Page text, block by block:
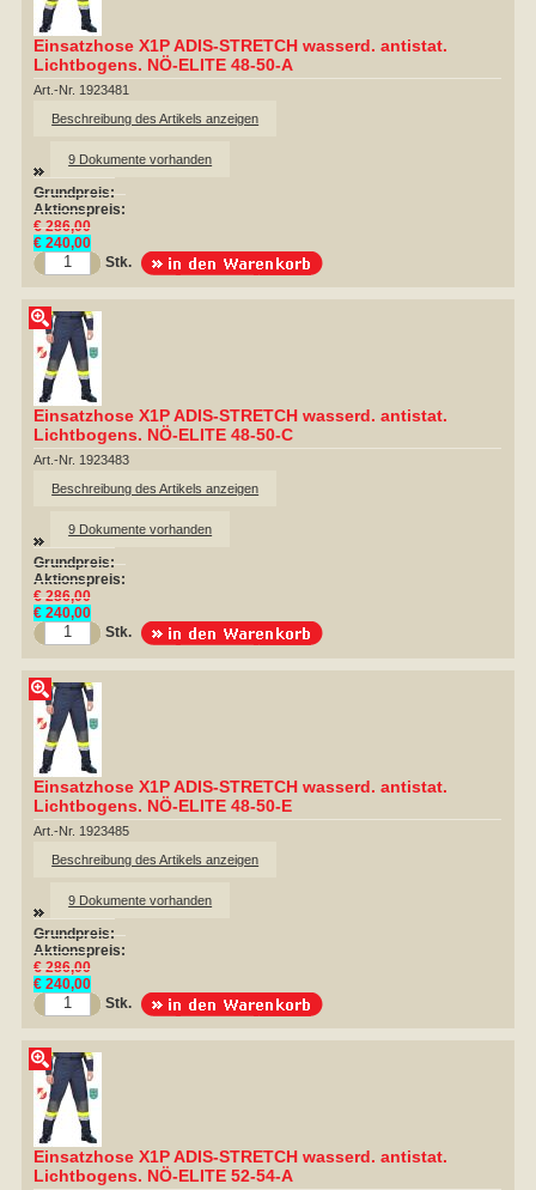
Einsatzhose X1P ADIS-STRETCH wasserd. antistat.
Lichtbogens. NÖ-ELITE 48-50-A
Art.-Nr. 1923481
Beschreibung des Artikels anzeigen
9 Dokumente vorhanden
Grundpreis:
Aktionspreis:
€ 286,00
€ 240,00
Stk.
Einsatzhose X1P ADIS-STRETCH wasserd. antistat.
Lichtbogens. NÖ-ELITE 48-50-C
Art.-Nr. 1923483
Beschreibung des Artikels anzeigen
9 Dokumente vorhanden
Grundpreis:
Aktionspreis:
€ 286,00
€ 240,00
Stk.
Einsatzhose X1P ADIS-STRETCH wasserd. antistat.
Lichtbogens. NÖ-ELITE 48-50-E
Art.-Nr. 1923485
Beschreibung des Artikels anzeigen
9 Dokumente vorhanden
Grundpreis:
Aktionspreis:
€ 286,00
€ 240,00
Stk.
Einsatzhose X1P ADIS-STRETCH wasserd. antistat.
Lichtbogens. NÖ-ELITE 52-54-A